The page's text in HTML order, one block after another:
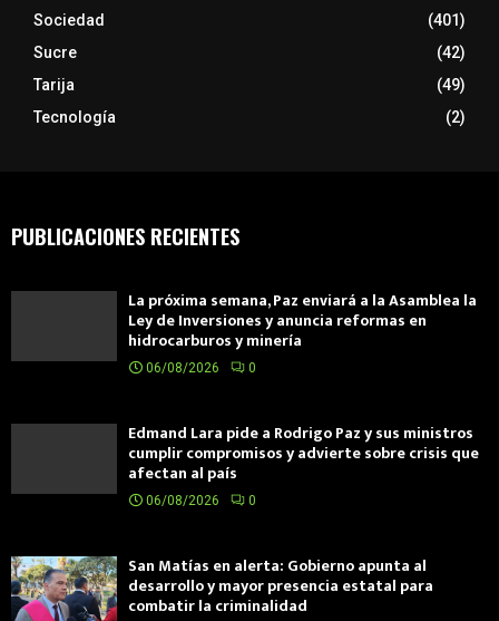
Sociedad
(401)
Sucre
(42)
Tarija
(49)
Tecnología
(2)
PUBLICACIONES RECIENTES
La próxima semana, Paz enviará a la Asamblea la
Ley de Inversiones y anuncia reformas en
hidrocarburos y minería
06/08/2026 0
Edmand Lara pide a Rodrigo Paz y sus ministros
cumplir compromisos y advierte sobre crisis que
afectan al país
06/08/2026 0
San Matías en alerta: Gobierno apunta al
desarrollo y mayor presencia estatal para
combatir la criminalidad